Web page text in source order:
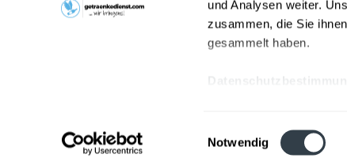
und Analysen weiter.
zusammen, die Sie
gesammelt haben.
Einwilligungsauswahl
Notwendig
Beverage